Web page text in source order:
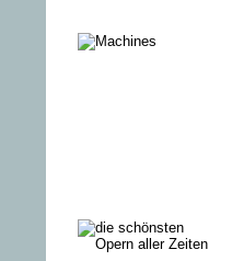
Mediabook:
Die 3-
CON MAN –
Aufstieg und